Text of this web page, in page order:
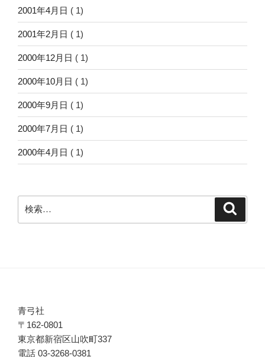
2001年4月日 ( 1)
2001年2月日 ( 1)
2000年12月日 ( 1)
2000年10月日 ( 1)
2000年9月日 ( 1)
2000年7月日 ( 1)
2000年4月日 ( 1)
検
索:
青弓社
〒162-0801
東京都新宿区山吹町337
電話 03-3268-0381